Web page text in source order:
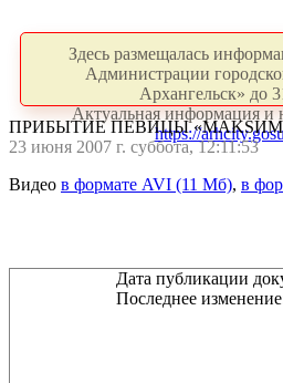
Здесь размещалась
Администрации
Архангельск» до
Актуальная информация и
https://
ПРИБЫТИЕ ПЕВИЦЫ
23 июня 2007 г. суббота, 12:11:53
Видео в формате AVI (11 Мб), в
Дата публикации
Последнее